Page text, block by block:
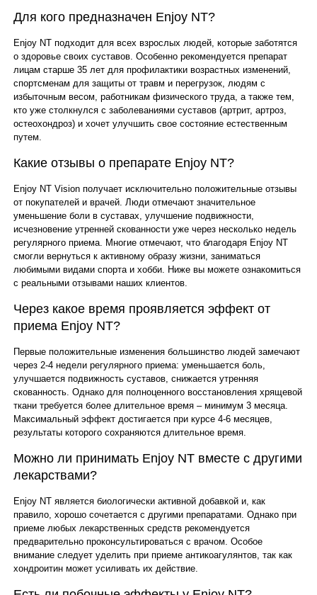
Для кого предназначен Enjoy NT?
Enjoy NT подходит для всех взрослых людей, которые заботятся
о здоровье своих суставов. Особенно рекомендуется препарат
лицам старше 35 лет для профилактики возрастных изменений,
спортсменам для защиты от травм и перегрузок, людям с
избыточным весом, работникам физического труда, а также тем,
кто уже столкнулся с заболеваниями суставов (артрит, артроз,
остеохондроз) и хочет улучшить свое состояние естественным
путем.
Какие отзывы о препарате Enjoy NT?
Enjoy NT Vision получает исключительно положительные отзывы
от покупателей и врачей. Люди отмечают значительное
уменьшение боли в суставах, улучшение подвижности,
исчезновение утренней скованности уже через несколько недель
регулярного приема. Многие отмечают, что благодаря Enjoy NT
смогли вернуться к активному образу жизни, заниматься
любимыми видами спорта и хобби. Ниже вы можете ознакомиться
с реальными отзывами наших клиентов.
Через какое время проявляется эффект от
приема Enjoy NT?
Первые положительные изменения большинство людей замечают
через 2-4 недели регулярного приема: уменьшается боль,
улучшается подвижность суставов, снижается утренняя
скованность. Однако для полноценного восстановления хрящевой
ткани требуется более длительное время – минимум 3 месяца.
Максимальный эффект достигается при курсе 4-6 месяцев,
результаты которого сохраняются длительное время.
Можно ли принимать Enjoy NT вместе с другими
лекарствами?
Enjoy NT является биологически активной добавкой и, как
правило, хорошо сочетается с другими препаратами. Однако при
приеме любых лекарственных средств рекомендуется
предварительно проконсультироваться с врачом. Особое
внимание следует уделить при приеме антикоагулянтов, так как
хондроитин может усиливать их действие.